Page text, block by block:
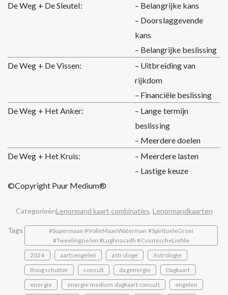
De Weg + De Sleutel:
– Belangrijke kans
– Doorslaggevende
kans
– Belangrijke beslissing
De Weg + De Vissen:
– Uitbreiding van
rijkdom
– Financiële beslissing
De Weg + Het Anker:
– Lange termijn
beslissing
– Meerdere doelen
De Weg + Het Kruis:
– Meerdere lasten
– Lastige keuze
©Copyright Puur Medium®
CategorieënLenormand kaart combinaties, Lenormandkaarten
Tags
#Supermaan #VolleMaanWaterman #SpiritueleGroei
#Tweelingzielen #Lughnasadh #CosmischeLiefde
2024
aartsengelen astrologe
Astrologie
Boogschutter
consult dagenergie
Dagkaart
energie
energie medium dagkaart consult
engelen